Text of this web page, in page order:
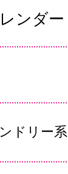
ンダー
ドリー系